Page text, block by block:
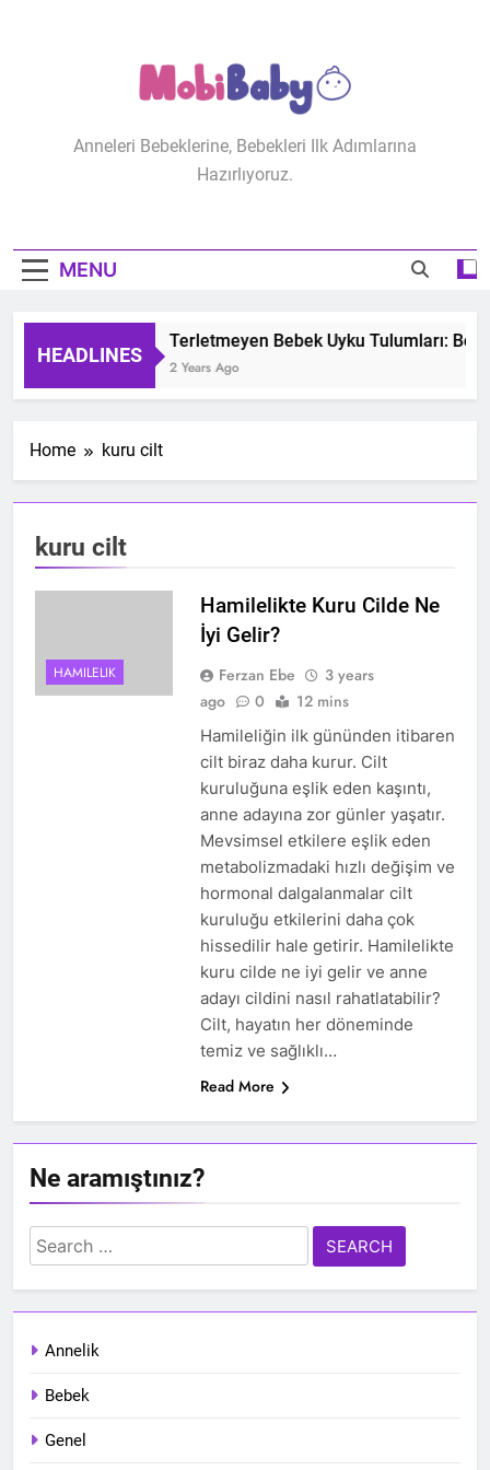
MobiBaby
Anneleri Bebeklerine, Bebekleri Ilk Adımlarına
Hazırlıyoruz.
MENU
HEADLINES
Terletmeyen Bebek Uyku Tulumları:
2 Years Ago
Home kuru cilt
kuru cilt
HAMILELIK
Hamilelikte Kuru Cilde Ne
İyi Gelir?
Ferzan Ebe
3 years
ago
0 12 mins
Hamileliğin ilk gününden itibaren
cilt biraz daha kurur. Cilt
kuruluğuna eşlik eden kaşıntı,
anne adayına zor günler yaşatır.
Mevsimsel etkilere eşlik eden
metabolizmadaki hızlı değişim ve
hormonal dalgalanmalar cilt
kuruluğu etkilerini daha çok
hissedilir hale getirir. Hamilelikte
kuru cilde ne iyi gelir ve anne
adayı cildini nasıl rahatlatabilir?
Cilt, hayatın her döneminde
temiz ve sağlıklı…
Read More
Ne aramıştınız?
Search
for:
Annelik
Bebek
Genel